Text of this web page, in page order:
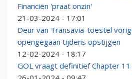
Financiën 'praat onzin'
21-03-2024 - 17:01
Deur van Transavia-toestel
opengegaan tijdens opstijgen
12-02-2024 - 18:17
GOL vraagt definitief Chapter 11